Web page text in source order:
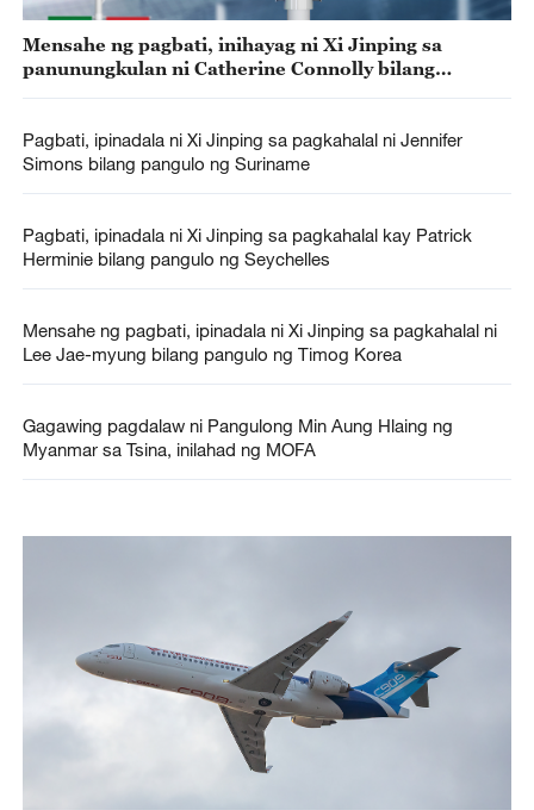
Mensahe ng pagbati, inihayag ni Xi Jinping sa
panunungkulan ni Catherine Connolly bilang
Pagbati, ipinadala ni Xi Jinping sa pagkahalal ni Jennifer
Simons bilang pangulo ng Suriname
Pagbati, ipinadala ni Xi Jinping sa pagkahalal kay Patrick
Herminie bilang pangulo ng Seychelles
Mensahe ng pagbati, ipinadala ni Xi Jinping sa pagkahalal ni
Lee Jae-myung bilang pangulo ng Timog Korea
Gagawing pagdalaw ni Pangulong Min Aung Hlaing ng
Myanmar sa Tsina, inilahad ng MOFA